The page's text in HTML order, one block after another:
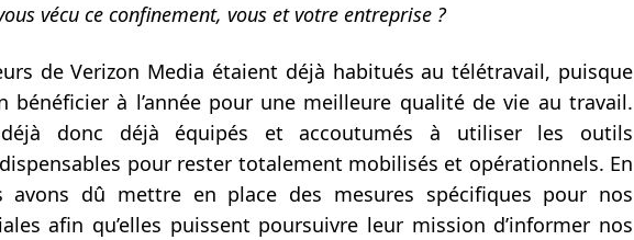
vécu ce confinement, vous et votre entreprise ?
de Verizon Media étaient déjà habitués au télétravail, puisque
bénéficier à l’année pour une meilleure qualité de vie au travail.
donc déjà équipés et accoutumés à utiliser les outils
pour rester totalement mobilisés et opérationnels. En
avons dû mettre en place des mesures spécifiques pour nos
afin qu’elles puissent poursuivre leur mission d’informer nos